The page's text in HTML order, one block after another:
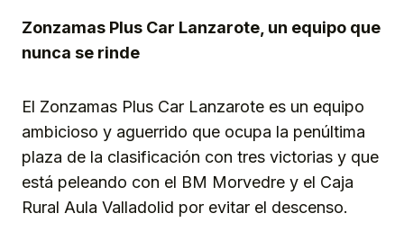
Zonzamas Plus Car Lanzarote, un equipo que
nunca se rinde
El Zonzamas Plus Car Lanzarote es un equipo
ambicioso y aguerrido que ocupa la penúltima
plaza de la clasificación con tres victorias y que
está peleando con el BM Morvedre y el Caja
Rural Aula Valladolid por evitar el descenso.